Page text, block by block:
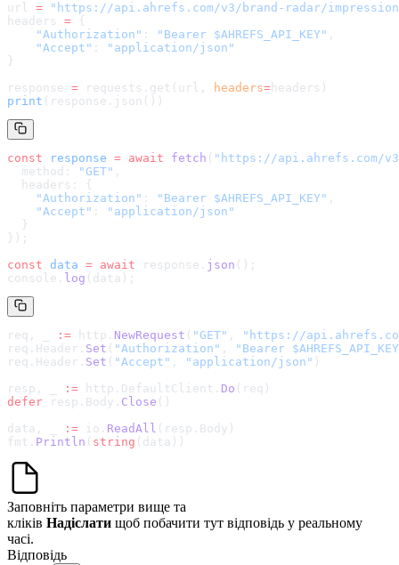
url = " https://api.ahrefs.com/v3/brand-radar/
headers = {
    "Authorization"
: "Bearer $AHREFS_API_KEY" ,
    "Accept"
:
"application/json"
}
response = requests.get(url, headers= headers )
print (response.json())
const response = await fetch ( " https://api.ahrefs.com/
  method:
"GET" ,
  headers: {
    "Authorization"
: "Bearer $AHREFS_API_KEY" ,
    "Accept"
:
"application/json"
  }
});
const data = await response. json ();
console. log (data);
req, _ := http. NewRequest ( "GET" , " https://
req.Header. Set ( "Authorization" ,
"Bearer
req.Header. Set ( "Accept" , "application/json" )
resp, _
:= http.DefaultClient. Do (req)
defer resp.Body. Close ()
data, _
:= io. ReadAll (resp.Body)
fmt. Println ( string (data))
Заповніть параметри вище та
кліків Надіслати щоб побачити тут відповідь у реальному
часі.
Відповідь